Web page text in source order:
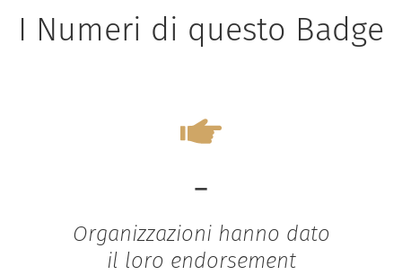
I Numeri di questo Badge
-
Organizzazioni hanno dato
il loro endorsement